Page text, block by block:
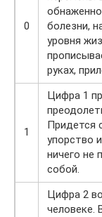
0
болезни,
уровня
руках,
1
Цифра 1
Придется
упорство
ничего не
собой.
Цифра 2
человеке.